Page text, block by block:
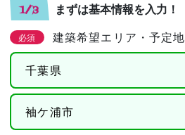
1/3 まずは基本情報を入力！
必須 建築希望エリア・予定地